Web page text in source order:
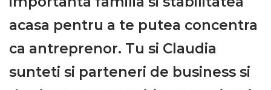
acasa pentru a te putea concentra
ca antreprenor. Tu si Claudia
sunteti si parteneri de business si